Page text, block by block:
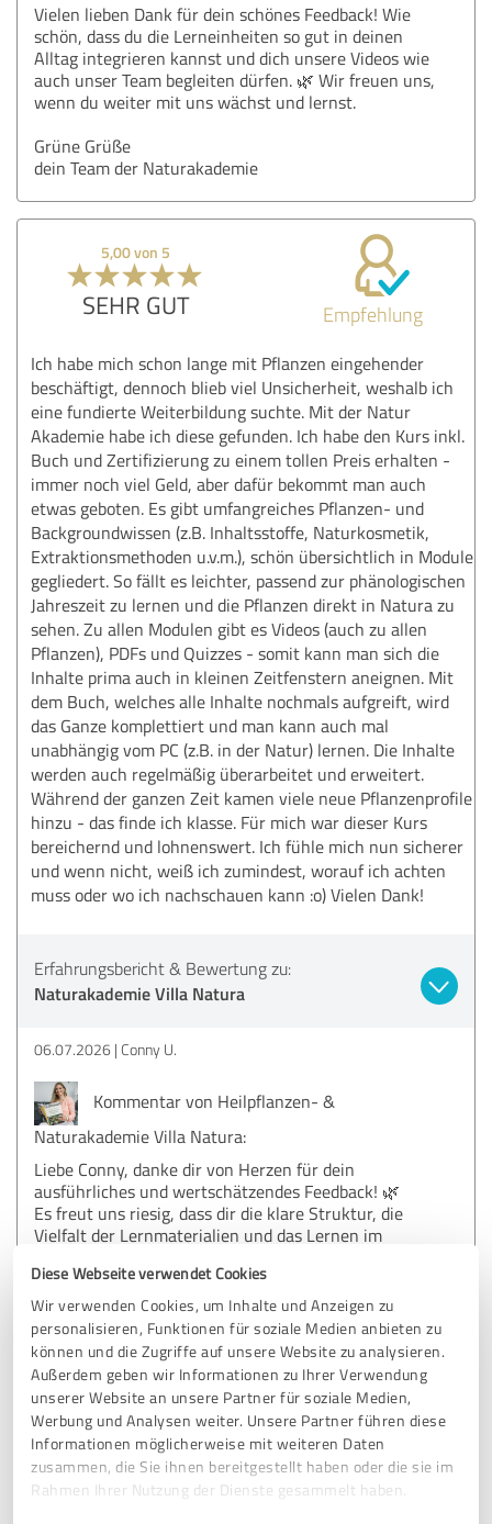
Diese Webseite verwendet Cookies
Wir verwenden Cookies, um Inhalte und Anzeigen zu
personalisieren, Funktionen für soziale Medien anbieten zu
können und die Zugriffe auf unsere Website zu analysieren.
Außerdem geben wir Informationen zu Ihrer Verwendung
unserer Website an unsere Partner für soziale Medien,
Werbung und Analysen weiter. Unsere Partner führen diese
Informationen möglicherweise mit weiteren Daten
zusammen, die Sie ihnen bereitgestellt haben oder die sie im
Rahmen Ihrer Nutzung der Dienste gesammelt haben.
Vielen lieben Dank für dein schönes Feedback! Wie
schön, dass du die Lerneinheiten so gut in deinen
Alltag integrieren kannst und dich unsere Videos wie
auch unser Team begleiten dürfen. 🌿 Wir freuen uns,
wenn du weiter mit uns wächst und lernst.
Grüne Grüße
dein Team der Naturakademie
5,00 von 5
SEHR GUT Empfehlung
Ich habe mich schon lange mit Pflanzen eingehender
beschäftigt, dennoch blieb viel Unsicherheit, weshalb ich
eine fundierte Weiterbildung suchte. Mit der Natur
Akademie habe ich diese gefunden. Ich habe den Kurs inkl.
Buch und Zertifizierung zu einem tollen Preis erhalten -
immer noch viel Geld, aber dafür bekommt man auch
etwas geboten. Es gibt umfangreiches Pflanzen- und
Backgroundwissen (z.B. Inhaltsstoffe, Naturkosmetik,
Extraktionsmethoden u.v.m.), schön übersichtlich in Module
gegliedert. So fällt es leichter, passend zur phänologischen
Jahreszeit zu lernen und die Pflanzen direkt in Natura zu
sehen. Zu allen Modulen gibt es Videos (auch zu allen
Pflanzen), PDFs und Quizzes - somit kann man sich die
Inhalte prima auch in kleinen Zeitfenstern aneignen. Mit
dem Buch, welches alle Inhalte nochmals aufgreift, wird
das Ganze komplettiert und man kann auch mal
unabhängig vom PC (z.B. in der Natur) lernen. Die Inhalte
werden auch regelmäßig überarbeitet und erweitert.
Während der ganzen Zeit kamen viele neue Pflanzenprofile
hinzu - das finde ich klasse. Für mich war dieser Kurs
bereichernd und lohnenswert. Ich fühle mich nun sicherer
und wenn nicht, weiß ich zumindest, worauf ich achten
muss oder wo ich nachschauen kann :o) Vielen Dank!
Erfahrungsbericht & Bewertung zu:
Naturakademie Villa Natura
06.07.2026 Conny U.
Kommentar von Heilpflanzen- &
Naturakademie Villa Natura:
Liebe Conny, danke dir von Herzen für dein
ausführliches und wertschätzendes Feedback! 🌿
Es freut uns riesig, dass dir die klare Struktur, die
Vielfalt der Lernmaterialien und das Lernen im
haben. Schön, dass du den Kurs als bereichernd und
lohnenswert erlebt hast – genau dafür machen wir
das. 🍃
Herzliche Grüße
dein Team der Naturakademie
5,00 von 5